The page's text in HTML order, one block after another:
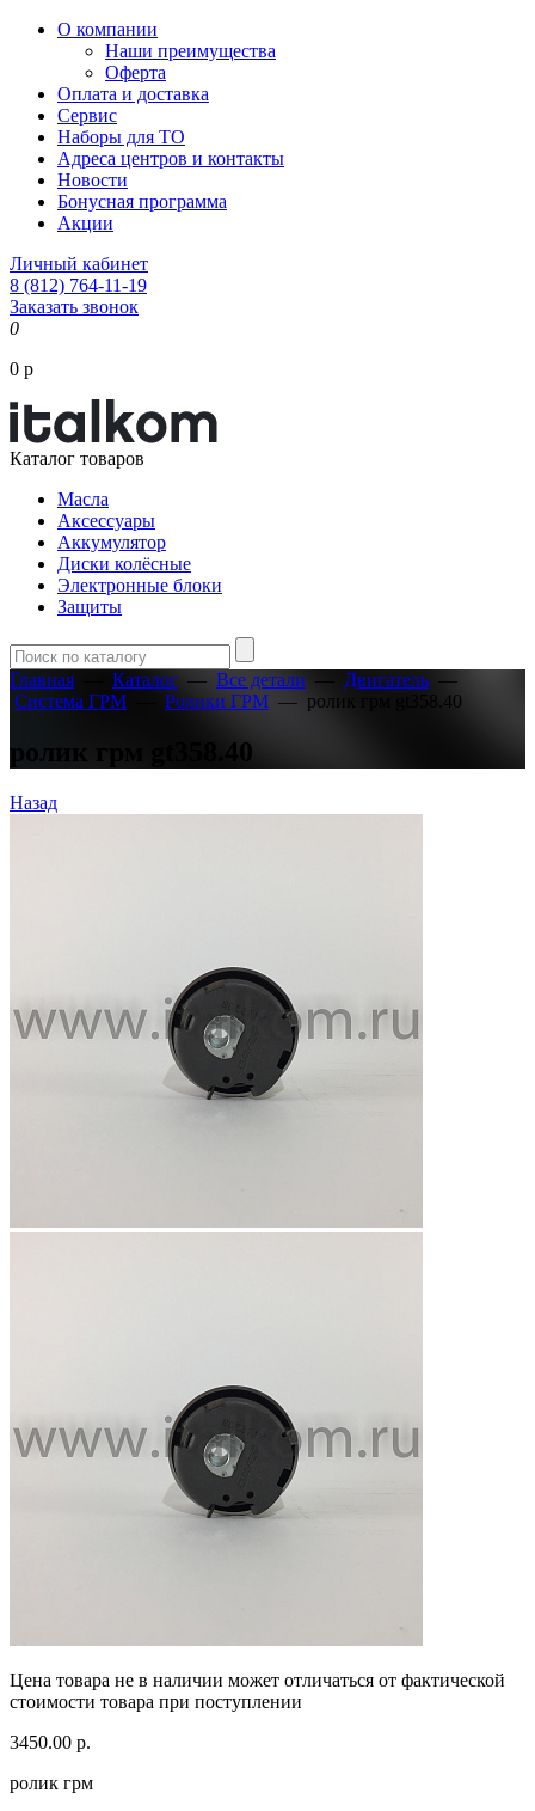
О компании
Наши преимущества
Оферта
Оплата и доставка
Сервис
Наборы для ТО
Адреса центров и контакты
Новости
Бонусная программа
Акции
Личный кабинет
8 (812) 764-11-19
Заказать звонок
0
0 р
Каталог товаров
Масла
Аксессуары
Аккумулятор
Диски колёсные
Электронные блоки
Защиты
Главная Каталог — Все детали — Двигатель —
Система ГРМ
Ролики ГРМ — ролик грм gt358.40
ролик грм gt358.40
Назад
Цена товара не в наличии может отличаться от фактической
стоимости товара при поступлении
3450.00 р.
ролик грм